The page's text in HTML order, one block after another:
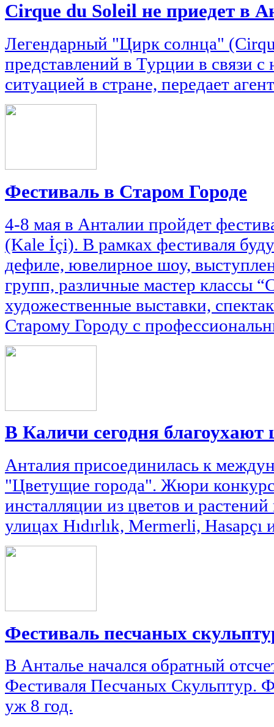
Cirque du Soleil не приедет в
Легендарный "Цирк солнца"
представлений в Турции в связи с
ситуацией в стране, передает
Фестиваль в Старом Городе
4-8 мая в Анталии пройдет
(Kale İçi). В рамках фестиваля
дефиле, ювелирное шоу,
групп, различные мастер классы
художественные выставки,
Старому Городу с
В Каличи сегодня благоухают
Анталия присоединилась к
"Цветущие города". Жюри
инсталляции из цветов и
улицах Hıdırlık, Mermerli, Hasapçı
Фестиваль песчаных
В Анталье начался обратный
Фестиваля Песчаных Скульптур.
уж 8 год.